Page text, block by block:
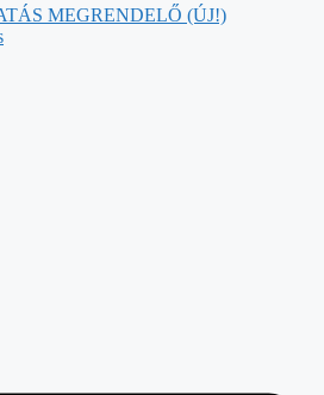
MEGRENDELŐ (ÚJ!)